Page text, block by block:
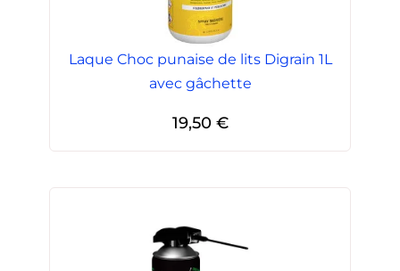
Laque Choc punaise de lits Digrain 1L
avec gâchette
19,50 €